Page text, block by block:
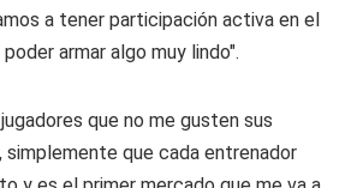
a tener participación activa en el
armar algo muy lindo".
que no me gusten sus
que cada entrenador